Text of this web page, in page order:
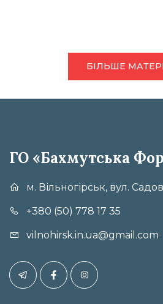
БІЛЬШЕ
ГО «Бахмутська
м. Вільногірськ, вул.
+380 (50) 778 17 35
vilnohirsk.in.ua@gmail.com